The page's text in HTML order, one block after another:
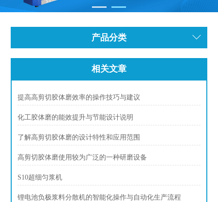
产品分类
相关文章
提高高剪切胶体磨效率的操作技巧与建议
化工胶体磨的能效提升与节能设计说明
了解高剪切胶体磨的设计特性和应用范围
高剪切胶体磨使用较为广泛的一种研磨设备
S10超细匀浆机
锂电池负极浆料分散机的智能化操作与自动化生产流程